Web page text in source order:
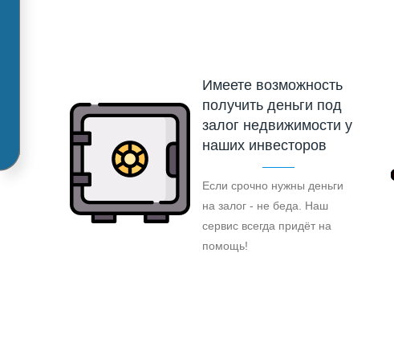
Имеете возможность
получить деньги под
залог недвижимости у
наших инвесторов
Если срочно нужны деньги
на залог - не беда. Наш
сервис всегда придёт на
помощь!